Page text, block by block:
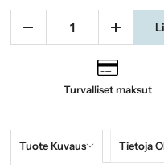
Turvalliset maksut
Tuote Kuvaus Tietoja